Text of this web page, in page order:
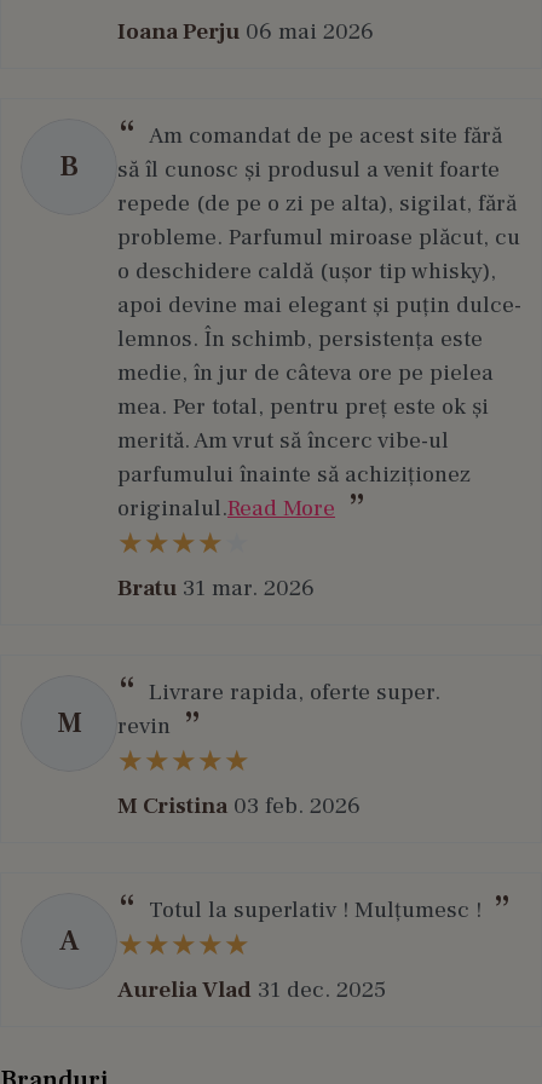
Ioana Perju 06 mai 2026
B
Am comandat de pe acest site fără
să îl cunosc și produsul a venit foarte
repede (de pe o zi pe alta), sigilat, fără
probleme. Parfumul miroase plăcut, cu
o deschidere caldă (ușor tip whisky),
apoi devine mai elegant și puțin dulce-
lemnos. În schimb, persistența este
medie, în jur de câteva ore pe pielea
mea. Per total, pentru preț este ok și
merită. Am vrut să încerc vibe-ul
parfumului înainte să achiziționez
originalul.Read More
Bratu 31 mar. 2026
M
Livrare rapida, oferte super.
revin
M Cristina 03 feb. 2026
A
Totul la superlativ ! Mulțumesc !
Aurelia Vlad 31 dec. 2025